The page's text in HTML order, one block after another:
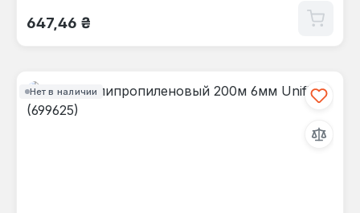
Обычная цена:
647,46 ₴
Нет в наличии